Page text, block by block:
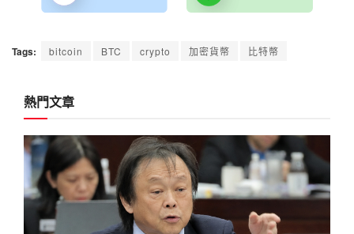
Tags: bitcoin BTC crypto 加密貨幣 比特幣
熱門文章